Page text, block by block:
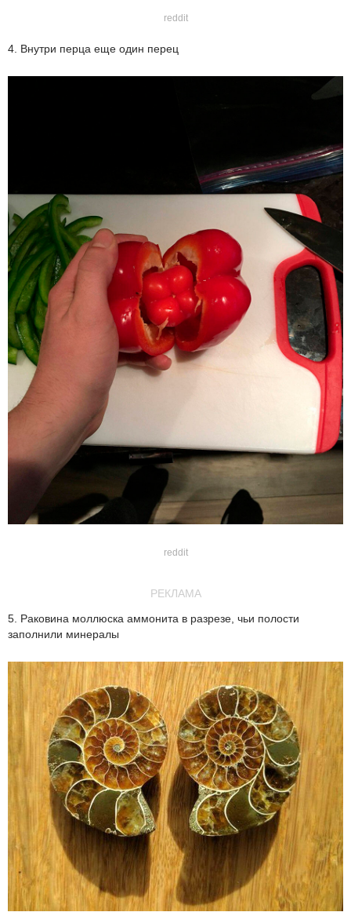
reddit
4. Внутри перца еще один перец
reddit
РЕКЛАМА
5. Раковина моллюска аммонита в разрезе, чьи полости
заполнили минералы